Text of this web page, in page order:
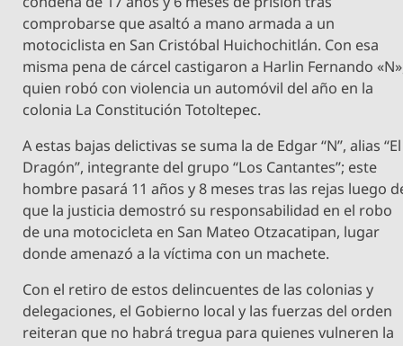
comprobarse que asaltó a mano armada a un
motociclista en San Cristóbal Huichochitlán. Con esa
misma pena de cárcel castigaron a Harlin Fernando
quien robó con violencia un automóvil del año en la
colonia La Constitución Totoltepec.
A estas bajas delictivas se suma la de Edgar “N”, alias “El
Dragón”, integrante del grupo “Los Cantantes”; este
hombre pasará 11 años y 8 meses tras las rejas luego
que la justicia demostró su responsabilidad en el robo
de una motocicleta en San Mateo Otzacatipan, lugar
donde amenazó a la víctima con un machete.
Con el retiro de estos delincuentes de las colonias y
delegaciones, el Gobierno local y las fuerzas del orden
reiteran que no habrá tregua para quienes vulneren la